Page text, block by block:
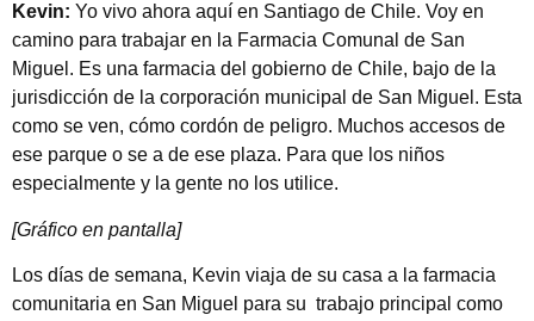
Kevin: Yo vivo ahora aquí en Santiago de Chile. Voy en
camino para trabajar en la Farmacia Comunal de San
Miguel. Es una farmacia del gobierno de Chile, bajo de la
jurisdicción de la corporación municipal de San Miguel. Esta
como se ven, cómo cordón de peligro. Muchos accesos de
ese parque o se a de ese plaza. Para que los niños
especialmente y la gente no los utilice.
[Gráfico en pantalla]
Los días de semana, Kevin viaja de su casa a la farmacia
comunitaria en San Miguel para su trabajo principal como